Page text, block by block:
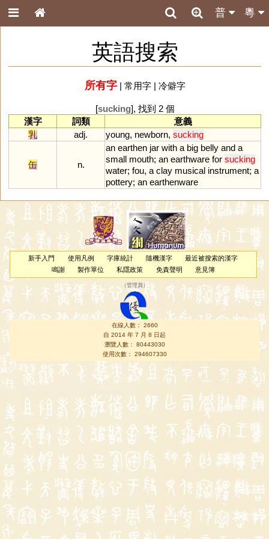
粵
普
英語搜索
所有字| 常用字| 冷僻字
[sucking], 找到 2 個
漢字
詞類
意義
乳
adj. young, newborn, sucking
缶 n.
an earthen jar with a big belly and a
small mouth; an earthware for sucking
water; fou, a clay musical instrument; a
pottery; an earthenware
新手入門 使用凡例 字庫統計 隨機漢字
最近被搜索的漢字
鳴謝
製作單位 私隱政策 免責聲明 意見簿
（管理員 ）
在線人數： 2660
自 2014 年 7 月 8 日起
瀏覽人數： 80443030
使用次數： 294607330